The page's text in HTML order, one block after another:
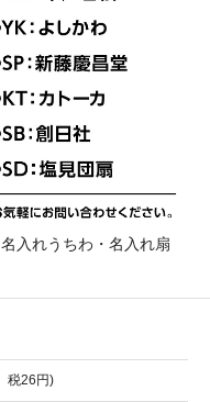
入れうちわ・名入れ扇
税26円)